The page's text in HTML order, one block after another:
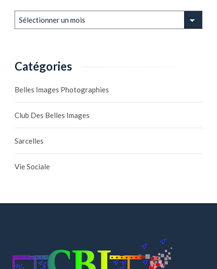
Catégories
Belles Images Photographies
Club Des Belles Images
Sarcelles
Vie Sociale